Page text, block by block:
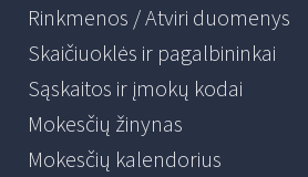
Rinkmenos / Atviri duomenys
Skaičiuoklės ir pagalbininkai
Sąskaitos ir įmokų kodai
Mokesčių žinynas
Mokesčių kalendorius